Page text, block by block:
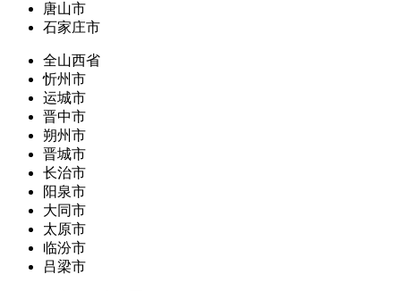
唐山市
石家庄市
全山西省
忻州市
运城市
晋中市
朔州市
晋城市
长治市
阳泉市
大同市
太原市
临汾市
吕梁市